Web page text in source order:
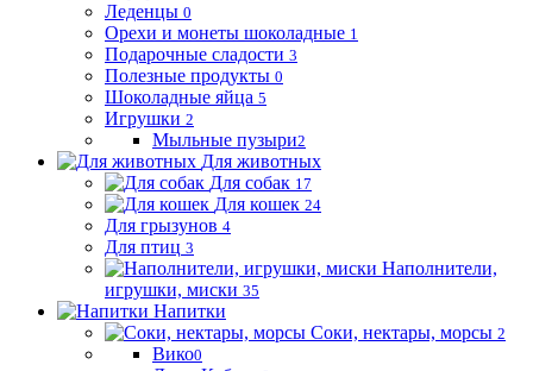
Леденцы 0
Орехи и монеты шоколадные 1
Подарочные сладости 3
Полезные продукты 0
Шоколадные яйца 5
Игрушки 2
Мыльные пузыри2
Для животных
Для собак 17
Для кошек 24
Для грызунов 4
Для птиц 3
Наполнители,
игрушки, миски 35
Напитки
Соки, нектары, морсы 2
Вико0